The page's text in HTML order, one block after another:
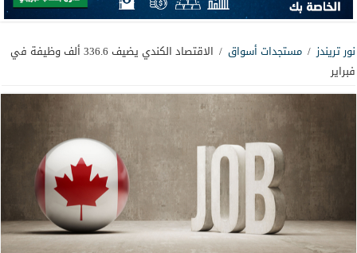
نور تريندز / مستجدات أسواق /
الاقتصاد الكندي يضيف 336.6 ألف وظيفة في
فبراير